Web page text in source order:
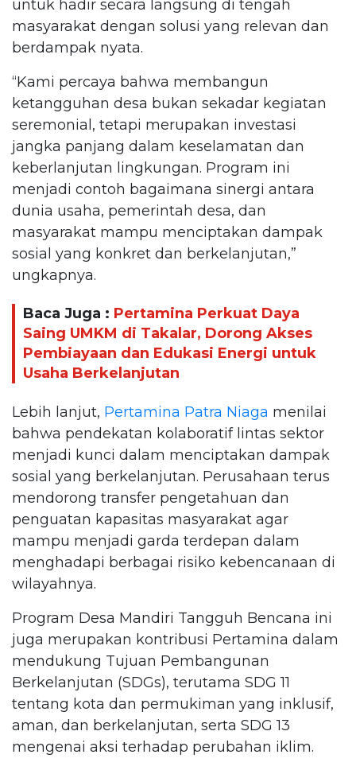
untuk hadir secara langsung di tengah
masyarakat dengan solusi yang relevan dan
berdampak nyata.
“Kami percaya bahwa membangun
ketangguhan desa bukan sekadar kegiatan
seremonial, tetapi merupakan investasi
jangka panjang dalam keselamatan dan
keberlanjutan lingkungan. Program ini
menjadi contoh bagaimana sinergi antara
dunia usaha, pemerintah desa, dan
masyarakat mampu menciptakan dampak
sosial yang konkret dan berkelanjutan,”
ungkapnya.
Baca Juga : Pertamina Perkuat Daya
Saing UMKM di Takalar, Dorong Akses
Pembiayaan dan Edukasi Energi untuk
Usaha Berkelanjutan
Lebih lanjut, Pertamina Patra Niaga menilai
bahwa pendekatan kolaboratif lintas sektor
menjadi kunci dalam menciptakan dampak
sosial yang berkelanjutan. Perusahaan terus
mendorong transfer pengetahuan dan
penguatan kapasitas masyarakat agar
mampu menjadi garda terdepan dalam
menghadapi berbagai risiko kebencanaan di
wilayahnya.
Program Desa Mandiri Tangguh Bencana ini
juga merupakan kontribusi Pertamina dalam
mendukung Tujuan Pembangunan
Berkelanjutan (SDGs), terutama SDG 11
tentang kota dan permukiman yang inklusif,
aman, dan berkelanjutan, serta SDG 13
mengenai aksi terhadap perubahan iklim.